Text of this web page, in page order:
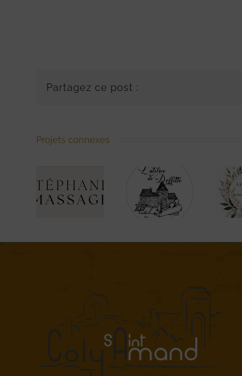
Partagez ce post :
Projets connexes
Atelier de
A Fleur
d’Eau